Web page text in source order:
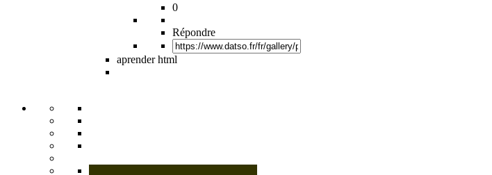
0
Répondre
aprender html